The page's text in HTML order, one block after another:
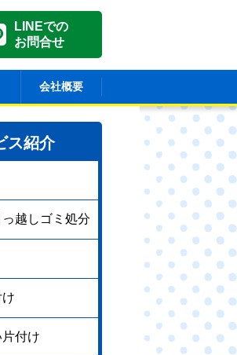
LINEでの
お問合せ
会社概要
ス紹介
越しゴミ処分
付け